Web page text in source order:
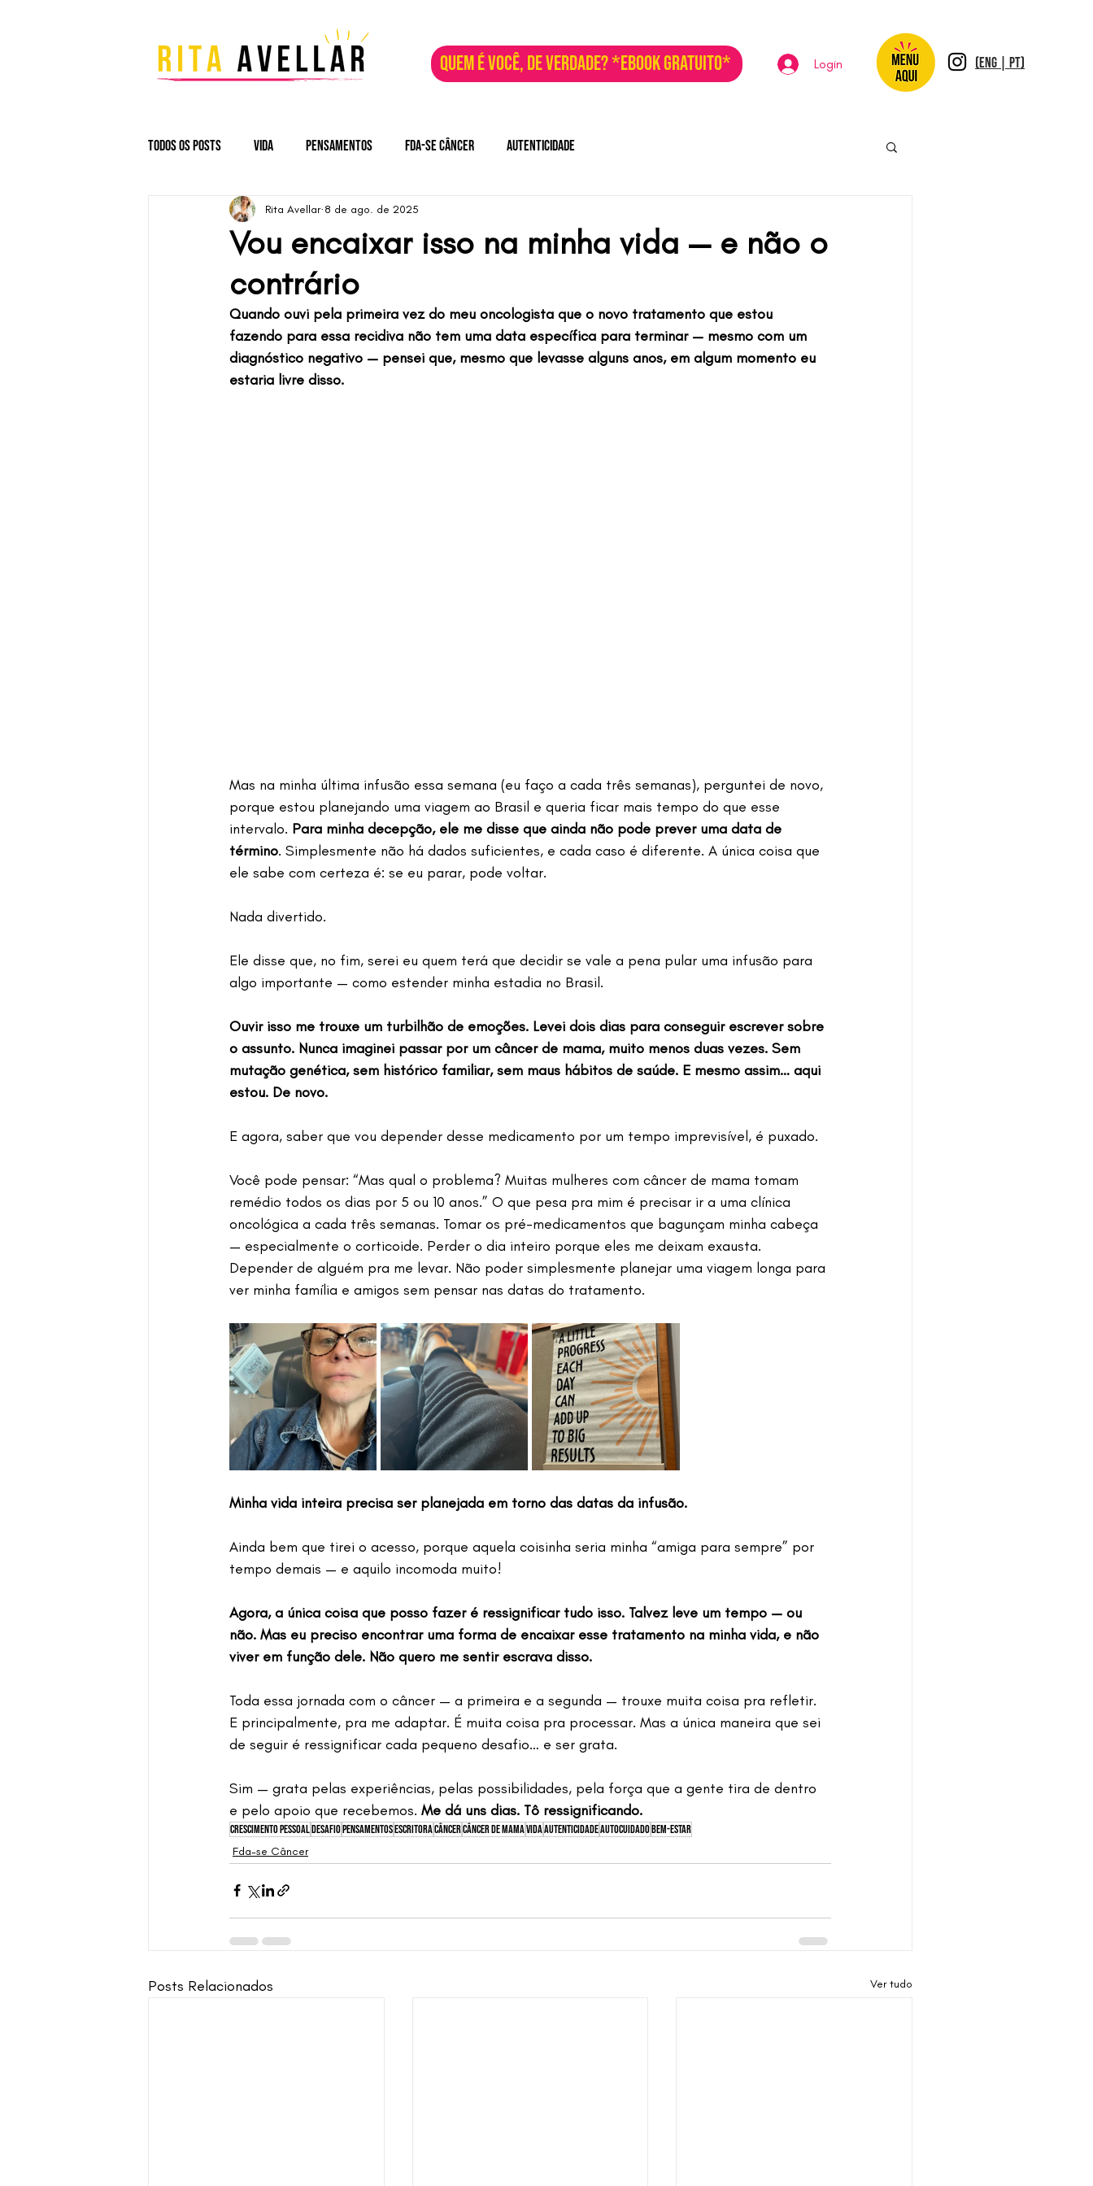
QUEM É VOCÊ, DE VERDADE? *EBOOK GRATUITO* Login (ENG | PT)
Todos os Posts Vida Pensamentos Fda-se Câncer Autenticidade
Vou encaixar isso na minha vida — e não o
contrário
Rita Avellar 8 de ago. de 2025
Quando ouvi pela primeira vez do meu oncologista que o novo tratamento que estou
fazendo para essa recidiva não tem uma data específica para terminar — mesmo com um
diagnóstico negativo — pensei que, mesmo que levasse alguns anos, em algum momento eu
estaria livre disso.
Mas na minha última infusão essa semana (eu faço a cada três semanas), perguntei de novo,
porque estou planejando uma viagem ao Brasil e queria ficar mais tempo do que esse
intervalo. Para minha decepção, ele me disse que ainda não pode prever uma data de
término. Simplesmente não há dados suficientes, e cada caso é diferente. A única coisa que
ele sabe com certeza é: se eu parar, pode voltar.
Nada divertido.
Ele disse que, no fim, serei eu quem terá que decidir se vale a pena pular uma infusão para
algo importante — como estender minha estadia no Brasil.
Ouvir isso me trouxe um turbilhão de emoções. Levei dois dias para conseguir escrever sobre
o assunto. Nunca imaginei passar por um câncer de mama, muito menos duas vezes. Sem
mutação genética, sem histórico familiar, sem maus hábitos de saúde. E mesmo assim… aqui
estou. De novo.
E agora, saber que vou depender desse medicamento por um tempo imprevisível, é puxado.
Você pode pensar: “Mas qual o problema? Muitas mulheres com câncer de mama tomam
remédio todos os dias por 5 ou 10 anos.” O que pesa pra mim é precisar ir a uma clínica
oncológica a cada três semanas. Tomar os pré-medicamentos que bagunçam minha cabeça
— especialmente o corticoide. Perder o dia inteiro porque eles me deixam exausta.
Depender de alguém pra me levar. Não poder simplesmente planejar uma viagem longa para
ver minha família e amigos sem pensar nas datas do tratamento.
Minha vida inteira precisa ser planejada em torno das datas da infusão.
Ainda bem que tirei o acesso, porque aquela coisinha seria minha “amiga para sempre” por
tempo demais — e aquilo incomoda muito!
Agora, a única coisa que posso fazer é ressignificar tudo isso. Talvez leve um tempo — ou
não. Mas eu preciso encontrar uma forma de encaixar esse tratamento na minha vida, e não
viver em função dele. Não quero me sentir escrava disso.
Toda essa jornada com o câncer — a primeira e a segunda — trouxe muita coisa pra refletir.
E principalmente, pra me adaptar. É muita coisa pra processar. Mas a única maneira que sei
de seguir é ressignificar cada pequeno desafio… e ser grata.
Sim — grata pelas experiências, pelas possibilidades, pela força que a gente tira de dentro
e pelo apoio que recebemos. Me dá uns dias. Tô ressignificando.
crescimento pessoaldesafiopensamentosescritoraCâncercâncer de mamavidaautenticidadeautocuidadobem-estar
Fda-se Câncer
Posts Relacionados Ver tudo